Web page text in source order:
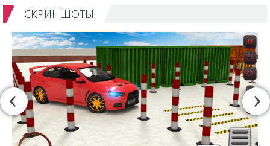
СКРИНШОТЫ